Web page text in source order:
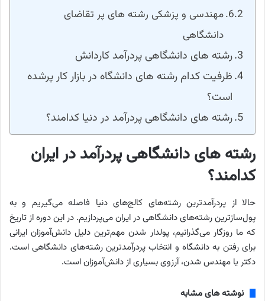
مهندسی و پزشکی رشته های پر تقاضای
دانشگاهی
رشته های دانشگاهی پردرآمد کاردانش
ظرفیت کدام رشته های دانشگاه در بازار کار پرشده
است؟
رشته های دانشگاهی پردرآمد در دنیا کدامند؟
رشته‌ های دانشگاهی پردرآمد در ایران
کدامند؟
حالا از پردرآمدترین رشته‌های کالج‌های دنیا فاصله می‌گیریم و به
پول‌سازترین رشته‌های دانشگاهی در ایران می‌پردازیم. در این دوره از تاریخ
که ما روزگار می‌گذرانیم، پولدار شدن مهم‌ترین دلیل دانش‌آموزان ایرانی
برای رفتن به دانشگاه و انتخاب پردرآمدترین رشته‌های دانشگاهی است.
دکتر یا مهندس شدن، آرزوی بسیاری از دانش‌آموزان است.
نوشته های مشابه